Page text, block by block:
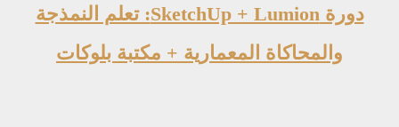
دورة SketchUp + Lumion: تعلم النمذجة
والمحاكاة المعمارية + مكتبة بلوكات